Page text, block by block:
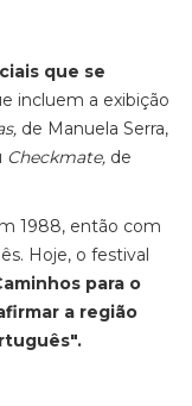
que se
incluem a exibição
de Manuela Serra,
Checkmate, de
1988, então com
Hoje, o festival
para o
a região